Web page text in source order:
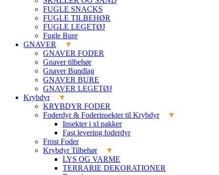
FUGLE SNACKS
FUGLE TILBEHØR
FUGLE LEGETØJ
Fugle Bure
GNAVER
GNAVER FODER
Gnaver tilbehør
Gnaver Bundlag
GNAVER BURE
GNAVER LEGETØJ
Krybdyr
KRYBDYR FODER
Foderdyr & Foderinsekter til Krybdyr
Insekter i xl pakker
Fast levering foderdyr
Frost Foder
Krybdyr Tilbehør
LYS OG VARME
TERRARIE DEKORATIONER